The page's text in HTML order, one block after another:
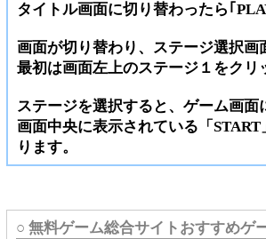
タイトル画面に切り替わったら｢
画面が切り替わり、ステージ選択画
最初は画面左上のステージ１をクリ
ステージを選択すると、ゲーム画面
画面中央に表示されている「
ります。
○ 無料ゲーム総合サイトおすすめゲ